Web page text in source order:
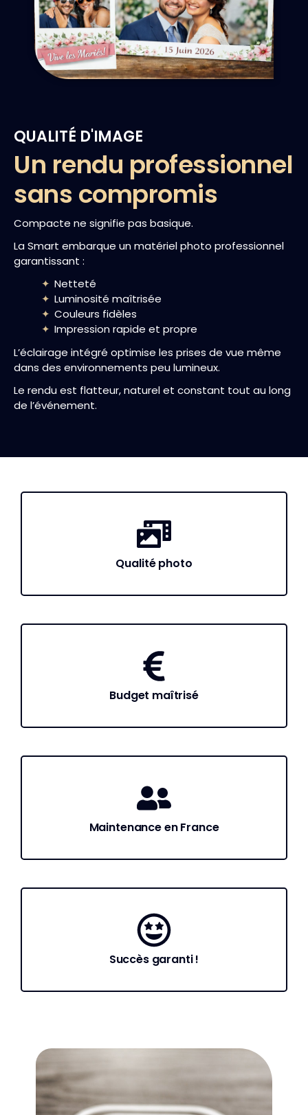
QUALITÉ D'IMAGE
Un rendu professionnel
sans compromis
Compacte ne signifie pas basique.
La Smart embarque un matériel photo professionnel
garantissant :
Netteté
Luminosité maîtrisée
Couleurs fidèles
Impression rapide et propre
L’éclairage intégré optimise les prises de vue même
dans des environnements peu lumineux.
Le rendu est flatteur, naturel et constant tout au long
de l’événement.
Qualité photo
Budget maîtrisé
Maintenance en France
Succès garanti !